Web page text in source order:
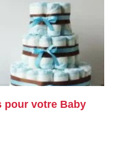
pour votre Baby